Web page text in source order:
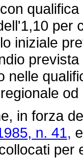
qualifica
per
iniziale
nelle
in forza
n. 41,
per